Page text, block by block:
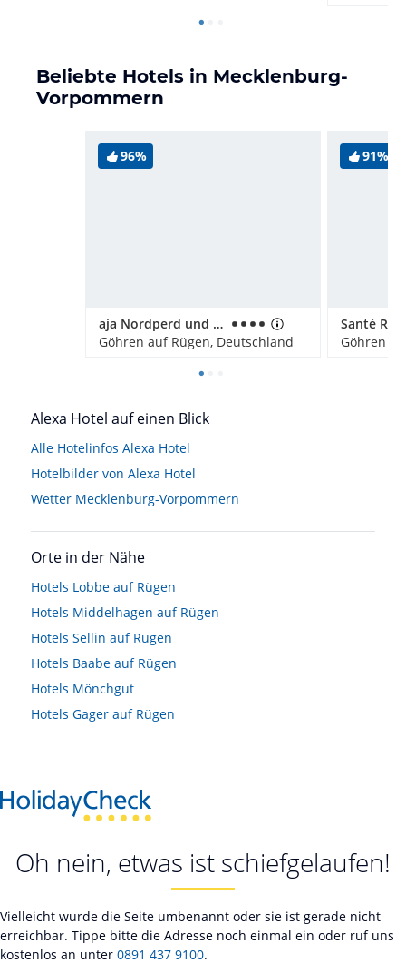
Beliebte Hotels in Mecklenburg-
Vorpommern
96%
aja Nordperd und Villen Göhren
Göhren auf Rügen, Deutschland
91%
Göhren
Alexa Hotel auf einen Blick
Alle Hotelinfos Alexa Hotel
Hotelbilder von Alexa Hotel
Wetter Mecklenburg-Vorpommern
Orte in der Nähe
Hotels Lobbe auf Rügen
Hotels Middelhagen auf Rügen
Hotels Sellin auf Rügen
Hotels Baabe auf Rügen
Hotels Mönchgut
Hotels Gager auf Rügen
Oh nein, etwas ist schiefgelaufen!
Vielleicht wurde die Seite umbenannt oder sie ist gerade nicht
erreichbar. Tippe bitte die Adresse noch einmal ein oder ruf uns
kostenlos an unter 0891 437 9100.